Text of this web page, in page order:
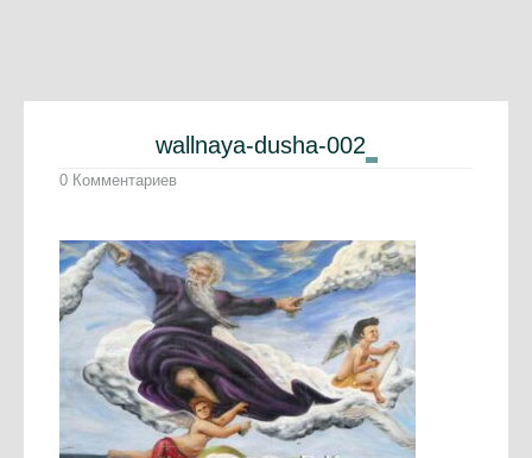
wallnaya-dusha-002
0 Комментариев